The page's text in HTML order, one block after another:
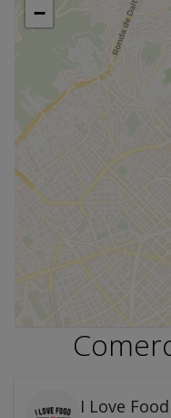
−
I Love Food